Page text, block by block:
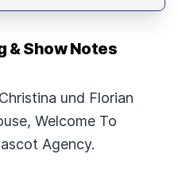
& Show Notes
und Florian
Welcome To
Agency.